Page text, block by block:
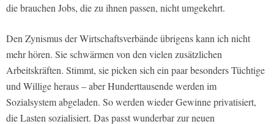
die brauchen Jobs, die zu ihnen passen, nicht umgekehrt.
Den Zynismus der Wirtschaftsverbände übrigens kann ich nicht
mehr hören. Sie schwärmen von den vielen zusätzlichen
Arbeitskräften. Stimmt, sie picken sich ein paar besonders Tüchtige
und Willige heraus – aber Hunderttausende werden im
Sozialsystem abgeladen. So werden wieder Gewinne privatisiert,
die Lasten sozialisiert. Das passt wunderbar zur neuen